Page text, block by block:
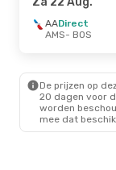
AADirect
AMS- BOS
De prijzen op
20 dagen voor
worden
mee dat